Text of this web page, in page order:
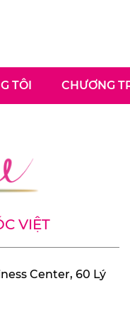
TÔI CHƯƠNG
VIỆT
Center, 60 Lý